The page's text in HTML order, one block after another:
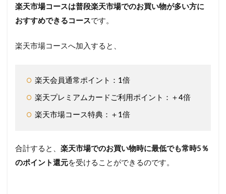
イン
ップ
だけ
楽天
ミア
の選
サー
楽天市場コースは普段楽天市場でのお買い物が多い方に
おすすめできるコースです。
楽天市場コースへ加入すると、
楽天会員通常ポイント：1倍
楽天プレミアムカードご利用ポイント：＋4倍
楽天市場コース特典：＋1倍
合計すると、 楽天市場でのお買い物時に最低でも常時5％
のポイント還元を受けることができるのです。